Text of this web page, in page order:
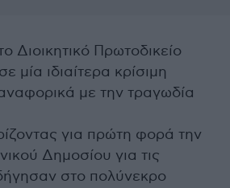
Διοικητικό Πρωτοδικείο
μία ιδιαίτερα κρίσιμη
με την τραγωδία
για πρώτη φορά την
Δημοσίου για τις
στο πολύνεκρο